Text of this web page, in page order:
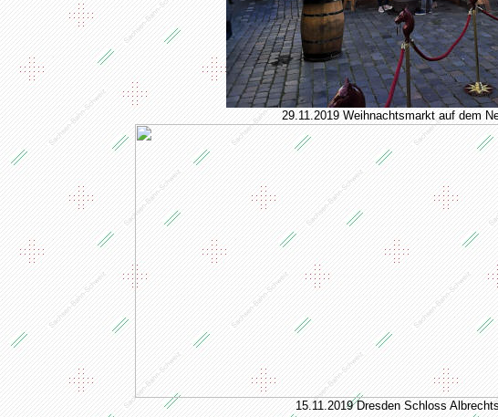
29.11.2019 Weihnachtsmarkt auf dem
15.11.2019 Dresden Schloss